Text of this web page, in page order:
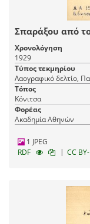
Σπαράξου από
Χρονολόγηση
1929
Τύπος τεκμηρίου
Λαογραφικό δελτίο,
Τόπος
Κόνιτσα
Φορέας
Ακαδημία Αθηνών
1 JPEG
RDF
| CC